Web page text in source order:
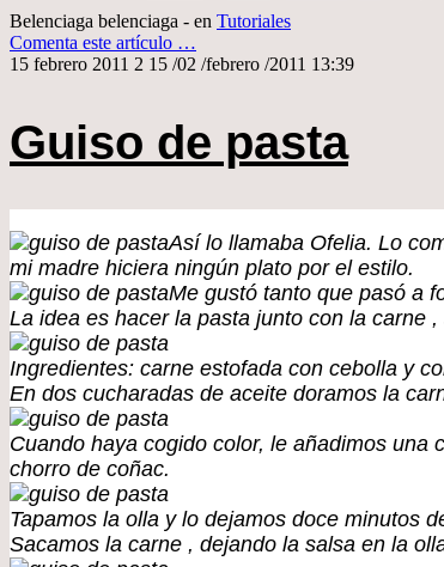
Belenciaga belenciaga - en Tutoriales
Comenta este artículo …
15 febrero 2011 2 15 /02 /febrero /2011 13:39
Guiso de pasta
Así lo llamaba Ofelia. Lo
mi madre hiciera ningún plato por el estilo.
Me gustó tanto que pasó a
La idea es hacer la pasta junto con la carne
Ingredientes: carne estofada con cebolla y
En dos cucharadas de aceite doramos la
Cuando haya cogido color, le añadimos
chorro de coñac.
Tapamos la olla y lo dejamos doce minutos
Sacamos la carne , dejando la salsa en la